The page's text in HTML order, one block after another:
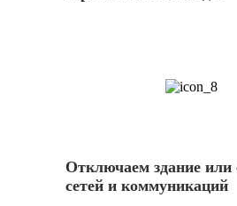
Отключаем здание или
сетей и коммуникаций